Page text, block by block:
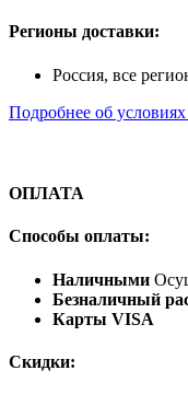
Регионы доставки:
Россия, все
Подробнее об условиях
ОПЛАТА
Способы оплаты:
Наличными
Безналичный
Карты VISA
Скидки: